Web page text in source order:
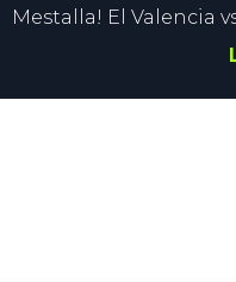
Mestalla! El Valencia
Madrid que cierra la
como un examen de